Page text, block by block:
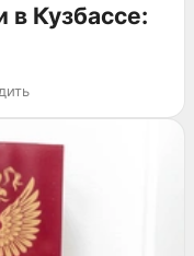
в Кузбассе: